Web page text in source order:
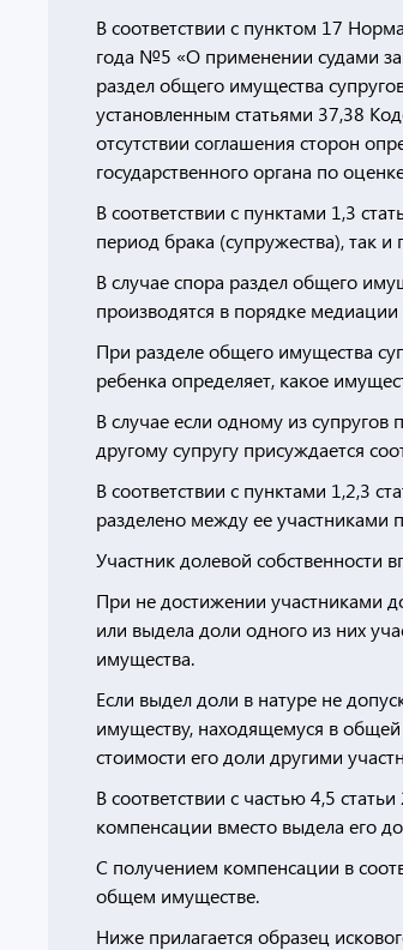
В соответствии с пунктом 17
года №5 «О применении судами
раздел общего имущества
установленным статьями 37,38
отсутствии соглашения сторон
государственного органа по
В соответствии с пунктами 1,3
период брака (супружества), так
В случае спора раздел общего
производятся в порядке
При разделе общего имущества
ребенка определяет, какое
В случае если одному из
другому супругу присуждается
В соответствии с пунктами 1,2,3
разделено между ее
Участник долевой собственности
При не достижении участниками
или выдела доли одного из них
имущества.
Если выдел доли в натуре не
имуществу, находящемуся в
стоимости его доли другими
В соответствии с частью 4,5
компенсации вместо выдела его
С получением компенсации в
общем имуществе.
Ниже прилагается образец